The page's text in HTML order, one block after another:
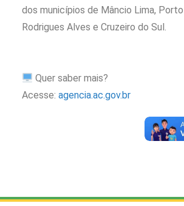
dos municípios de Mâncio Lima,
Rodrigues Alves e Cruzeiro do Sul.
Quer saber mais?
Acesse: agencia.ac.gov.br